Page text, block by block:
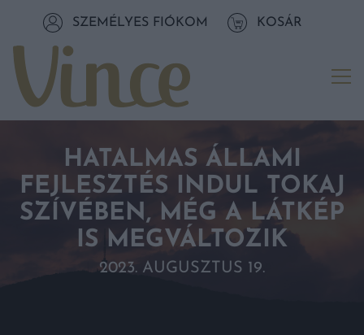
Tovább a tartalomhozSZEMÉLYES FIÓKOM KOSÁR
HATALMAS ÁLLAMI
FEJLESZTÉS INDUL TOKAJ
SZÍVÉBEN, MÉG A LÁTKÉP
IS MEGVÁLTOZIK
2023. AUGUSZTUS 19.